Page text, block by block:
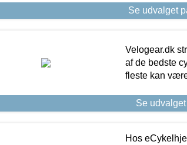
Se udvalget
Velogear.dk
af de bedste
fleste kan
Se
Hos